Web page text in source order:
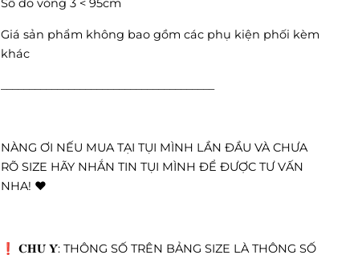
Số đo vòng 3 < 95cm
Giá sản phẩm không bao gồm các phụ kiện phối kèm
khác
NÀNG ƠI NẾU MUA TẠI TỤI MÌNH LẦN ĐẦU VÀ CHƯA
RÕ SIZE HÃY NHẮN TIN TỤI MÌNH ĐỂ ĐƯỢC TƯ VẤN
NHA! ❤️
❗️ 𝐂𝐇𝐔́ 𝐘́: THÔNG SỐ TRÊN BẢNG SIZE LÀ THÔNG SỐ